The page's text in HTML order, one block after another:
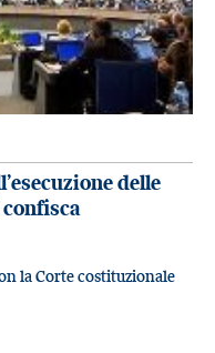
delle
confisca
la Corte costituzionale